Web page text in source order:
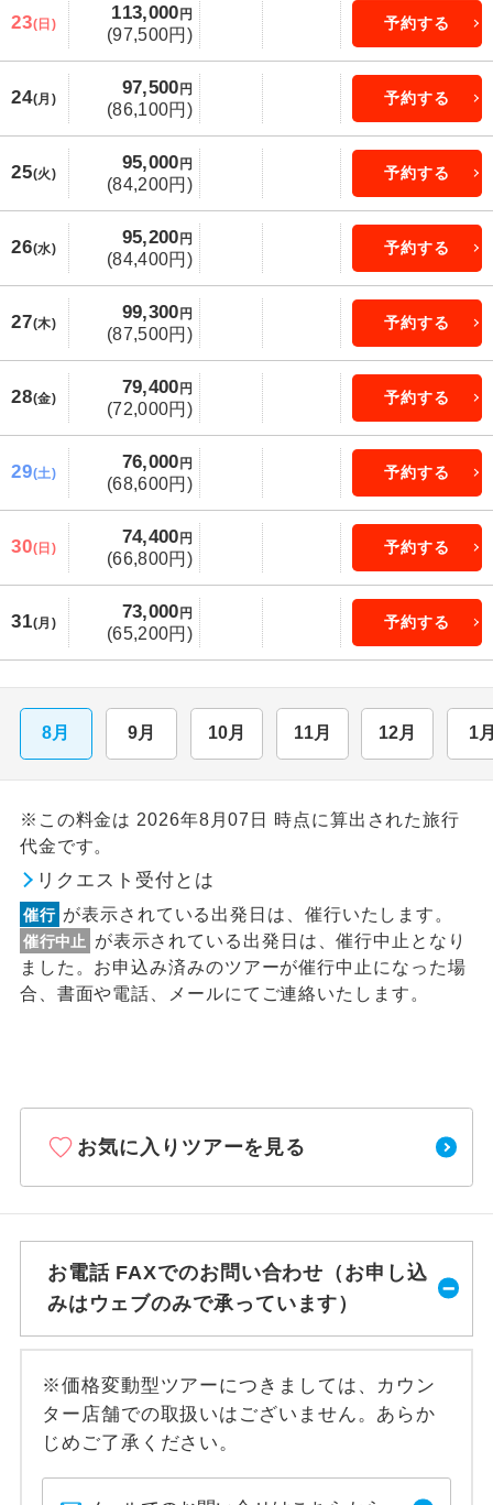
23(日)
113,000 円
(97,500円)
予約する
24(月)
97,500 円
(86,100円)
予約する
25(火)
95,000 円
(84,200円)
予約する
26(水)
95,200 円
(84,400円)
予約する
27(木)
99,300 円
(87,500円)
予約する
28(金)
79,400 円
(72,000円)
予約する
29(土)
76,000 円
(68,600円)
予約する
30(日)
74,400 円
(66,800円)
予約する
31(月)
73,000 円
(65,200円)
予約する
8月 9月 10月 11月 12月 1
※この料金は 2026年8月07日 時点に算出された旅行
代金です。
リクエスト受付とは
催行 が表示されている出発日は、催行いたします。
催行中止
が表示されている出発日は、催行中止となり
ました。お申込み済みのツアーが催行中止になった場
合、書面や電話、メールにてご連絡いたします。
お気に入りツアーを見る
お電話 FAXでのお問い合わせ（お申し込
みはウェブのみで承っています）
※価格変動型ツアーにつきましては、カウン
ター店舗での取扱いはございません。あらか
じめご了承ください。